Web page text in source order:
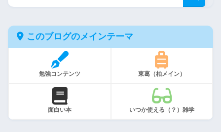
このブログのメインテーマ
勉強コンテンツ 東葛（柏メイン）
面白い本 いつか使える（？）雑学